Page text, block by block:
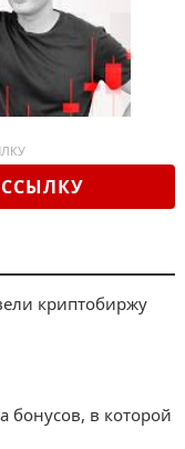
криптобиржу
бонусов, в которой